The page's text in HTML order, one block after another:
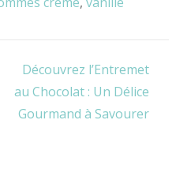
Découvrez l’Entremet
au Chocolat : Un Délice
Gourmand à Savourer